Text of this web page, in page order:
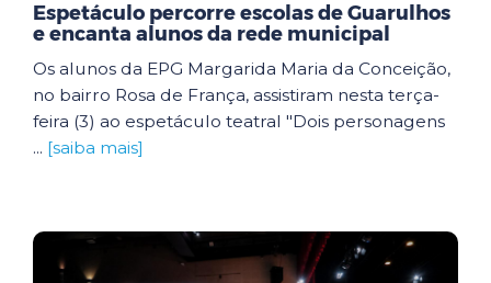
Espetáculo percorre escolas de Guarulhos
e encanta alunos da rede municipal
Os alunos da EPG Margarida Maria da Conceição,
no bairro Rosa de França, assistiram nesta terça-
feira (3) ao espetáculo teatral "Dois personagens
... [saiba mais]